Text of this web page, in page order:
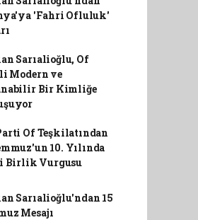
'Fahri Ofluluk'
Sarıalioğlu, Of
Modern ve
Bir Kimliğe
Of Teşkilatından
10. Yılında
Birlik Vurgusu
Sarıalioğlu'ndan 15
Mesajı